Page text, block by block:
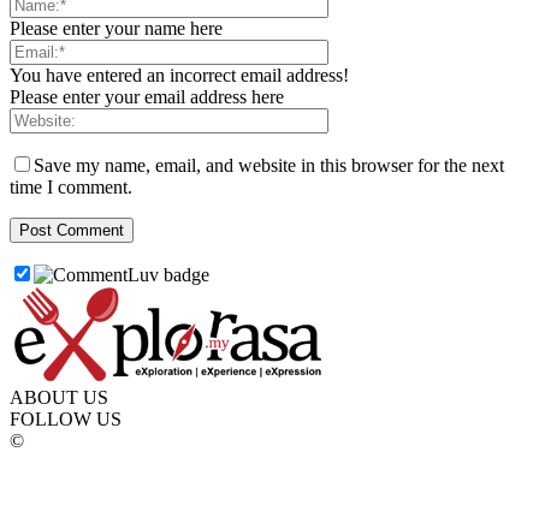
Please enter your name here
You have entered an incorrect email address!
Please enter your email address here
Save my name, email, and website in this browser for the next
time I comment.
ABOUT US
FOLLOW US
©